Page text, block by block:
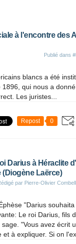
à l'encontre des
Publié dans
blancs a été
qui nous a
Les juristes...
Repost 0
Darius à Héraclite
(Diogène Laërce)
par Pierre-Olivier
"Darius
Le roi Darius, fils
"Vous avez écrit
et à expliquer. Si on